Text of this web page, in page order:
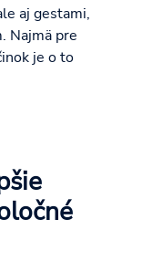
aj gestami,
Najmä pre
je o to